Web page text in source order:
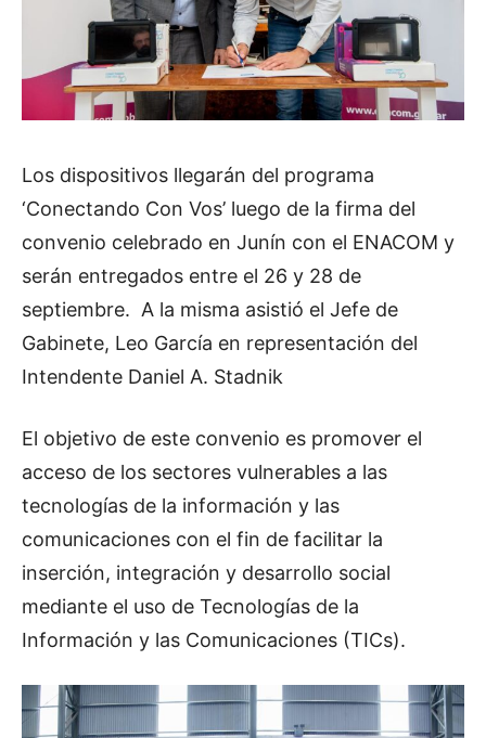
Los dispositivos llegarán del programa
‘Conectando Con Vos’ luego de la firma del
convenio celebrado en Junín con el ENACOM y
serán entregados entre el 26 y 28 de
septiembre. A la misma asistió el Jefe de
Gabinete, Leo García en representación del
Intendente Daniel A. Stadnik
El objetivo de este convenio es promover el
acceso de los sectores vulnerables a las
tecnologías de la información y las
comunicaciones con el fin de facilitar la
inserción, integración y desarrollo social
mediante el uso de Tecnologías de la
Información y las Comunicaciones (TICs).